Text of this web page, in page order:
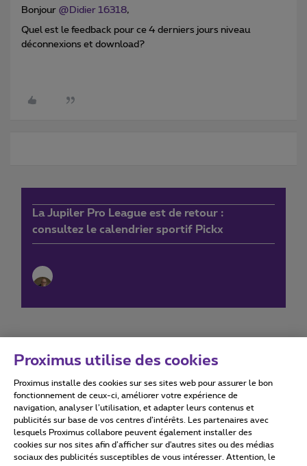
Bonjour @Didier 16318,
Quel est le feedback pour ce 4 derniers jours niveau
déconnexions et download?
La Jupiler Pro League est de retour :
consultez le calendrier sportif Pickx
Conditions d'utilisation Accessibility statement
Tous droits réservés. © 2026
Proximus utilise des cookies
Proximus installe des cookies sur ses sites web pour assurer le bon
fonctionnement de ceux-ci, améliorer votre expérience de
navigation, analyser l’utilisation, et adapter leurs contenus et
publicités sur base de vos centres d’intérêts. Les partenaires avec
lesquels Proximus collabore peuvent également installer des
cookies sur nos sites afin d’afficher sur d'autres sites ou des médias
sociaux des publicités susceptibles de vous intéresser. Attention, le